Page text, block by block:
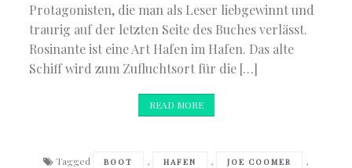
Protagonisten, die man als Leser liebgewinnt und
traurig auf der letzten Seite des Buches verlässt.
Rosinante ist eine Art Hafen im Hafen. Das alte
Schiff wird zum Zufluchtsort für die […]
READ MORE
Tagged BOOT , HAFEN , JOE COOMER ,